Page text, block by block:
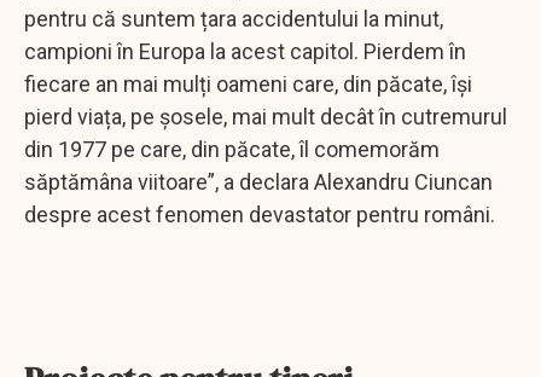
pentru că suntem țara accidentului la minut,
campioni în Europa la acest capitol. Pierdem în
fiecare an mai mulți oameni care, din păcate, își
pierd viața, pe șosele, mai mult decât în cutremurul
din 1977 pe care, din păcate, îl comemorăm
săptămâna viitoare”, a declara Alexandru Ciuncan
despre acest fenomen devastator pentru români.